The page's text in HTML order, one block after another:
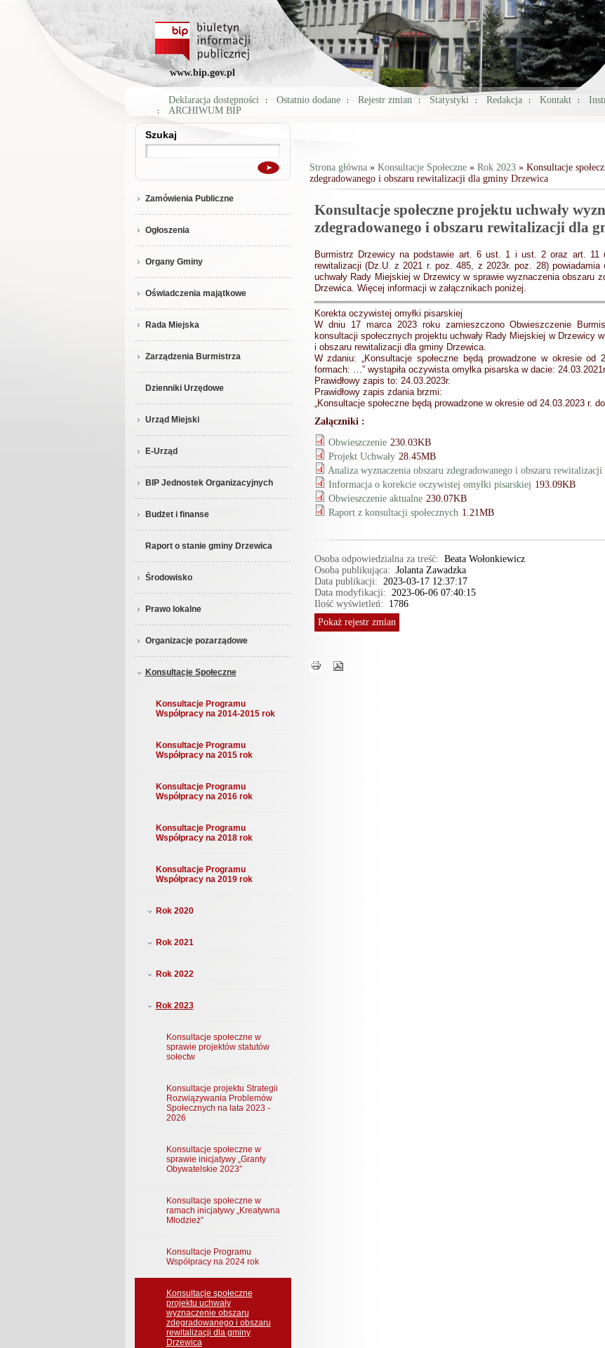
www.bip.gov.pl
Deklaracja dostępności Ostatnio dodane Rejestr zmian Statystyki Redakcja Kontakt
ARCHIWUM BIP
Szukaj
Szukaj
Zamówienia Publiczne
Ogłoszenia
Organy Gminy
Oświadczenia majątkowe
Rada Miejska
Zarządzenia Burmistrza
Dzienniki Urzędowe
Urząd Miejski
E-Urząd
BIP Jednostek Organizacyjnych
Budżet i finanse
Raport o stanie gminy Drzewica
Środowisko
Prawo lokalne
Organizacje pozarządowe
Konsultacje Społeczne
Konsultacje Programu
Współpracy na 2014-2015 rok
Konsultacje Programu
Współpracy na 2015 rok
Konsultacje Programu
Współpracy na 2016 rok
Konsultacje Programu
Współpracy na 2018 rok
Konsultacje Programu
Współpracy na 2019 rok
Rok 2020
Rok 2021
Rok 2022
Rok 2023
Konsultacje społeczne w
sprawie projektów statutów
sołectw
Konsultacje projektu Strategii
Rozwiązywania Problemów
Społecznych na lata 2023 -
2026
Konsultacje społeczne w
sprawie inicjatywy „Granty
Obywatelskie 2023”
Konsultacje społeczne w
ramach inicjatywy „Kreatywna
Młodzież”
Konsultacje Programu
Współpracy na 2024 rok
Konsultacje społeczne
projektu uchwały
wyznaczenie obszaru
zdegradowanego i obszaru
rewitalizacji dla gminy
Drzewica
Jesteś tutaj
Strona główna» Konsultacje Społeczne» Rok 2023» Konsultacje
zdegradowanego i obszaru rewitalizacji dla gminy Drzewica
Konsultacje społeczne projektu uchwały
zdegradowanego i obszaru rewitalizacji dla
Burmistrz Drzewicy na podstawie art. 6 ust. 1 i ust. 2 oraz art.
rewitalizacji (Dz.U. z 2021 r. poz. 485, z 2023r. poz. 28) powiadamia
uchwały Rady Miejskiej w Drzewicy w sprawie wyznaczenia obszaru
Drzewica. Więcej informacji w załącznikach poniżej.
Korekta oczywistej omyłki pisarskiej
W dniu 17 marca 2023 roku zamieszczono Obwieszczenie
konsultacji społecznych projektu uchwały Rady Miejskiej w Drzewicy
i obszaru rewitalizacji dla gminy Drzewica.
W zdaniu: „Konsultacje społeczne będą prowadzone w okresie od
formach: …” wystąpiła oczywista omyłka pisarska w dacie:
Prawidłowy zapis to: 24.03.2023r.
Prawidłowy zapis zdania brzmi:
„Konsultacje społeczne będą prowadzone w okresie od 24.03.2023 r.
Załączniki :
Obwieszczenie 230.03KB
Projekt Uchwały 28.45MB
Analiza wyznaczenia obszaru zdegradowanego i obszaru rewitalizacji
Informacja o korekcie oczywistej omyłki pisarskiej 193.09KB
Obwieszczenie aktualne 230.07KB
Raport z konsultacji społecznych 1.21MB
Osoba odpowiedzialna za treść: Beata Wołonkiewicz
Osoba publikująca: Jolanta Zawadzka
Data publikacji: 2023-03-17 12:37:17
Data modyfikacji: 2023-06-06 07:40:15
Ilość wyświetleń: 1786
Pokażrejestr zmian